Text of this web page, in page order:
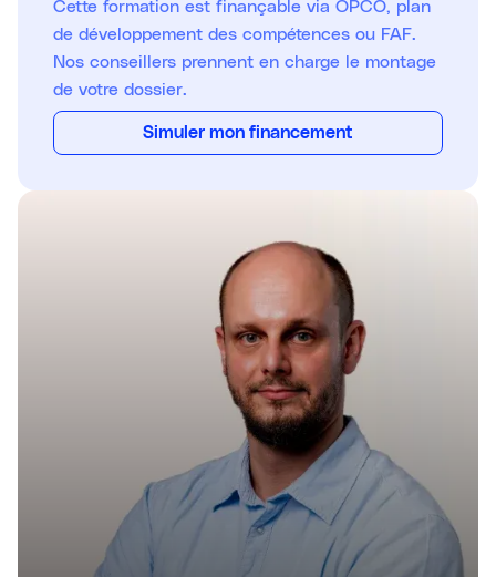
Cette formation est finançable via OPCO, plan
de développement des compétences ou FAF.
Nos conseillers prennent en charge le montage
de votre dossier.
Simuler mon financement